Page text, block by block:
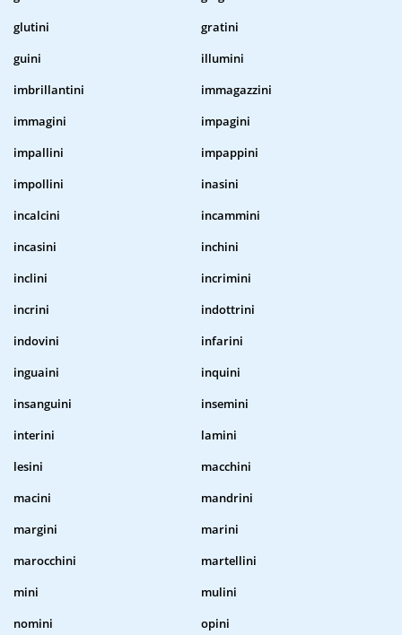
glutini
gratini
guini
illumini
imbrillantini
immagazzini
immagini
impagini
impallini
impappini
impollini
inasini
incalcini
incammini
incasini
inchini
inclini
incrimini
incrini
indottrini
indovini
infarini
inguaini
inquini
insanguini
insemini
interini
lamini
lesini
macchini
macini
mandrini
margini
marini
marocchini
martellini
mini
mulini
nomini
opini